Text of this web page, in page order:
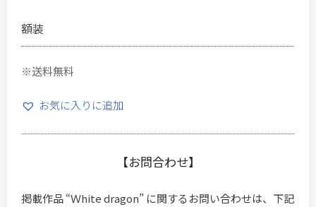
額装
※送料無料
お気に入りに追加
【お問合わせ】
掲載作品 “Ｗhite dragon” に関するお問い合わせは、下記